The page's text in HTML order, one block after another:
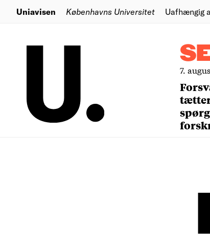
Uniavisen Københavns Universitet Uafhængig
7.